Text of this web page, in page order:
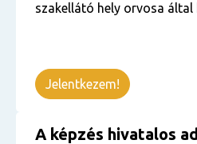
szakellátó hely orvosa
Jelentkezem!
A képzés hivatalos